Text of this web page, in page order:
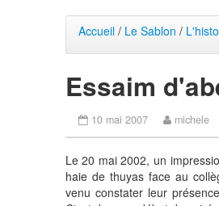
Accueil/ Le Sablon /
Essaim
10 mai 2007 michele
Le 20 mai 2002, un
haie de thuyas face au
venu constater leur